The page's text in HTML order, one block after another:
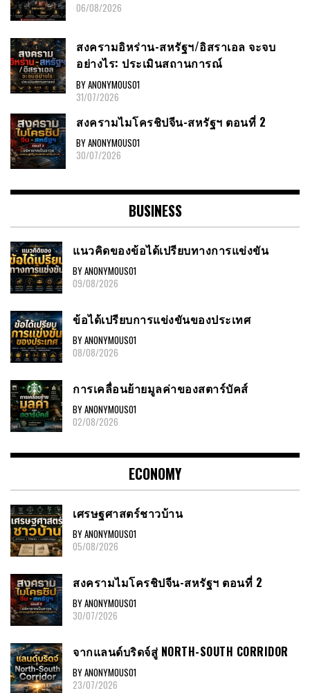
06/08/2026
สงครามอิหร่าน-สหรัฐฯ/อิสราเอล จะจบ
อย่างไร: ประเมินสถานการณ์
BY ANONYMOUS01
31/07/2026
สงครามไมโครชิปจีน-สหรัฐฯ ตอนที่ 2
BY ANONYMOUS01
30/07/2026
BUSINESS
แนวคิดของข้อได้เปรียบทางการแข่งขัน
BY ANONYMOUS01
09/08/2026
ข้อได้เปรียบการแข่งขันของประเทศ
BY ANONYMOUS01
08/08/2026
การเคลื่อนย้ายมูลค่าของสตาร์บัคส์
BY ANONYMOUS01
02/08/2026
ECONOMY
เศรษฐศาสตร์ชาวบ้าน
BY ANONYMOUS01
05/08/2026
สงครามไมโครชิปจีน-สหรัฐฯ ตอนที่ 2
BY ANONYMOUS01
30/07/2026
จากแลนด์บริดจ์สู่ NORTH-SOUTH CORRIDOR
BY ANONYMOUS01
23/07/2026